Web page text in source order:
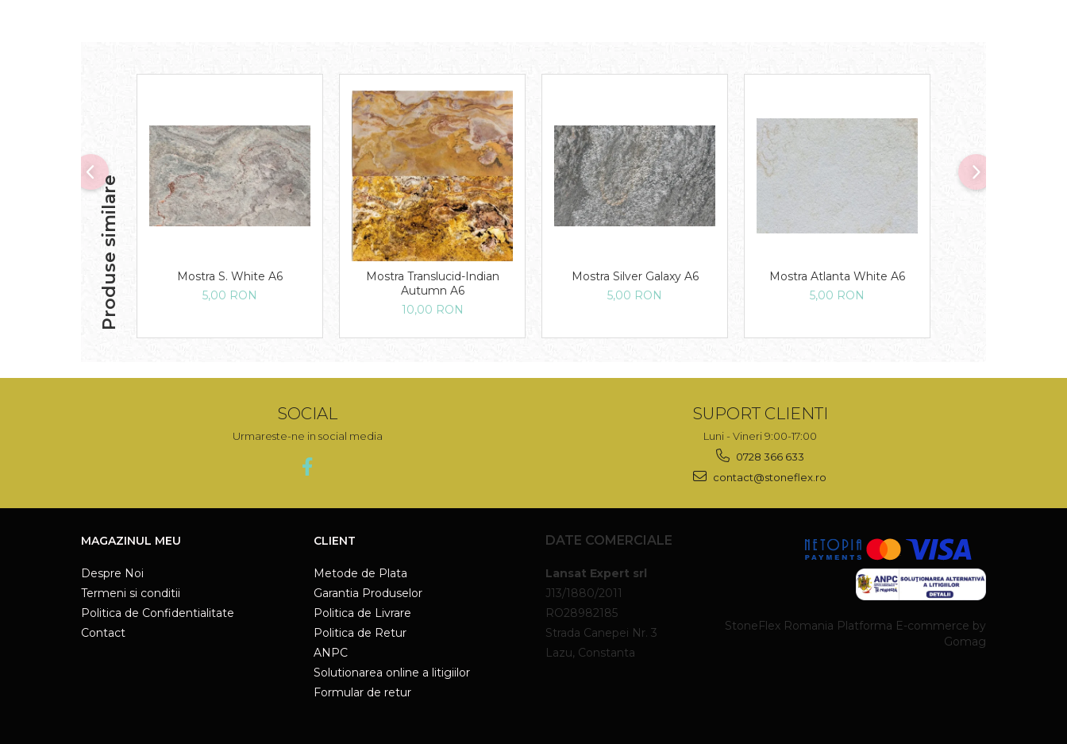
Produse similare
Mostra S. White A6
5,00 RON
Mostra Translucid-Indian
Autumn A6
10,00 RON
Mostra Silver Galaxy A6
5,00 RON
Mostra Atlanta White A6
5,00 RON
SOCIAL
Urmareste-ne in social media
SUPORT CLIENTI
Luni - Vineri 9:00-17:00
0728 366 633
contact@stoneflex.ro
MAGAZINUL MEU
Despre Noi
Termeni si conditii
Politica de Confidentialitate
Contact
CLIENT
Metode de Plata
Garantia Produselor
Politica de Livrare
Politica de Retur
ANPC
Solutionarea online a litigiilor
Formular de retur
DATE COMERCIALE
Lansat Expert srl
J13/1880/2011
RO28982185
Strada Canepei Nr. 3
Lazu, Constanta
StoneFlex Romania Platforma E-commerce by
Gomag